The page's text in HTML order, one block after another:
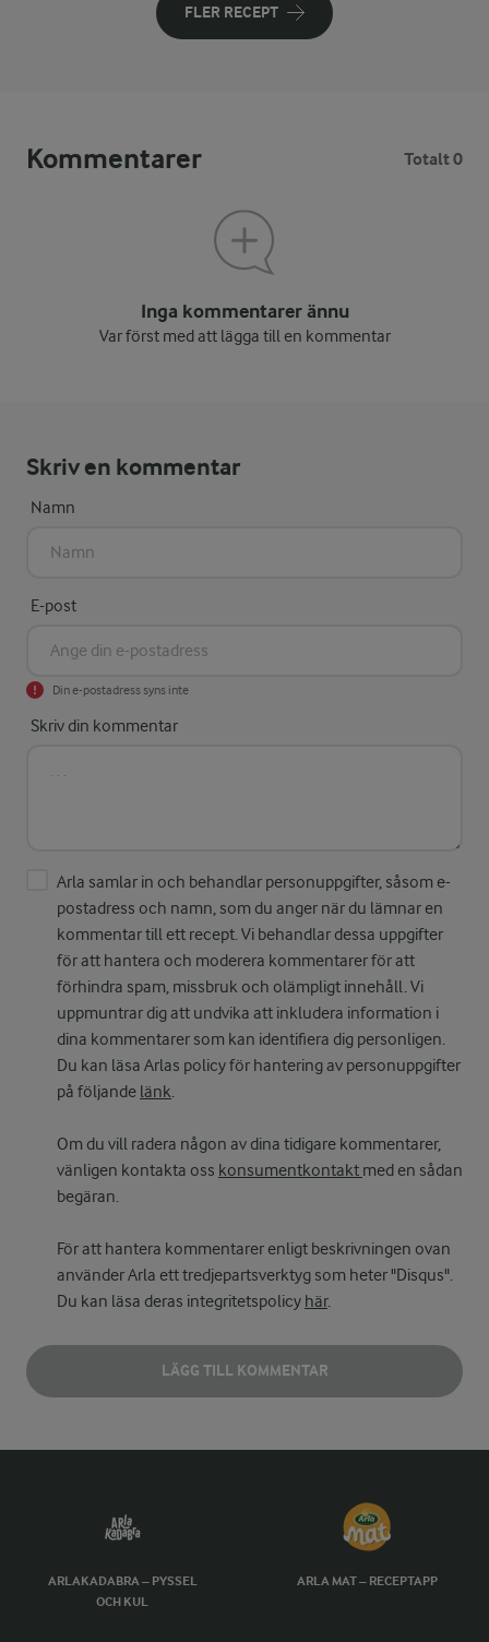
FLER RECEPT
Kommentarer Totalt 0
Inga kommentarer ännu
Var först med att lägga till en kommentar
Skriv en kommentar
Namn
E-post
Din e-postadress syns inte
Skriv din kommentar
Arla samlar in och behandlar personuppgifter, såsom e-
postadress och namn, som du anger när du lämnar en
kommentar till ett recept. Vi behandlar dessa uppgifter
för att hantera och moderera kommentarer för att
förhindra spam, missbruk och olämpligt innehåll. Vi
uppmuntrar dig att undvika att inkludera information i
dina kommentarer som kan identifiera dig personligen.
Du kan läsa Arlas policy för hantering av personuppgifter
på följande länk.
Om du vill radera någon av dina tidigare kommentarer,
vänligen kontakta oss konsumentkontakt med en sådan
begäran.
För att hantera kommentarer enligt beskrivningen ovan
använder Arla ett tredjepartsverktyg som heter "Disqus".
Du kan läsa deras integritetspolicy här.
LÄGG TILL KOMMENTAR
ARLAKADABRA – PYSSEL
OCH KUL
ARLA MAT – RECEPTAPP